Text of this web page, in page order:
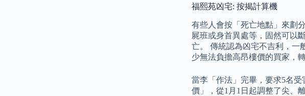
福熙苑凶宅: 按揭計算機
有些人會按「死亡地點」來劃
屍班或身首異處等，固然可以
亡。 傳統認為凶宅不吉利，一
少無法負擔高昂樓價的買家，
當李「作法」完畢，要求5名
價」，從1月1日起調整了尖、